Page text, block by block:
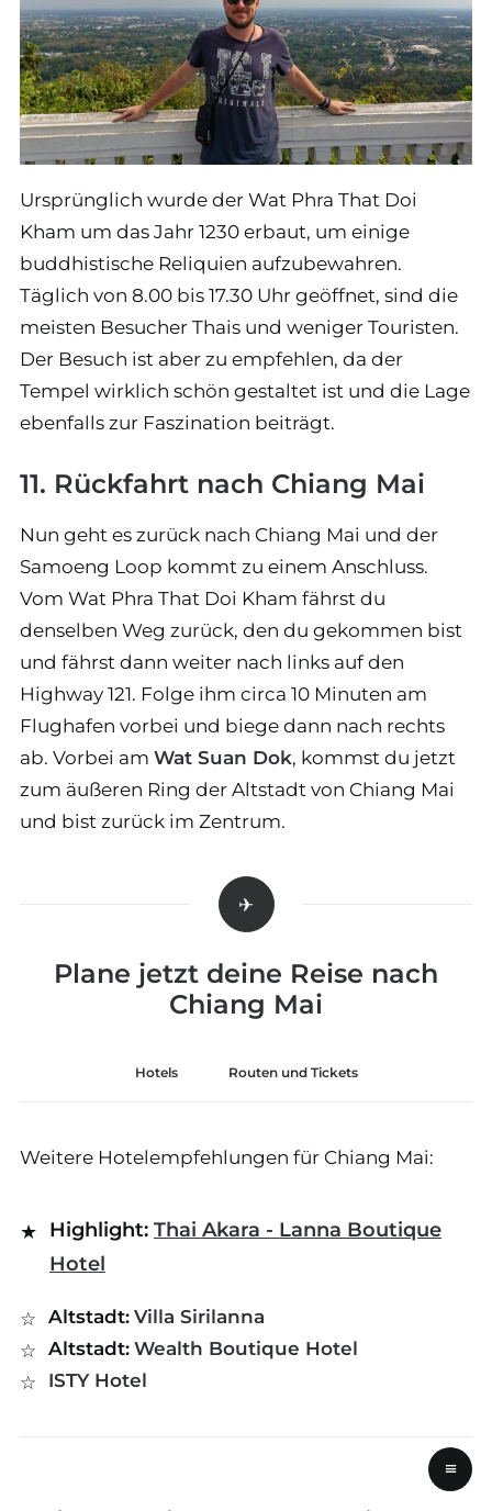
Ursprünglich wurde der Wat Phra That Doi
Kham um das Jahr 1230 erbaut, um einige
buddhistische Reliquien aufzubewahren.
Täglich von 8.00 bis 17.30 Uhr geöffnet, sind die
meisten Besucher Thais und weniger Touristen.
Der Besuch ist aber zu empfehlen, da der
Tempel wirklich schön gestaltet ist und die Lage
ebenfalls zur Faszination beiträgt.
11. Rückfahrt nach Chiang Mai
Nun geht es zurück nach Chiang Mai und der
Samoeng Loop kommt zu einem Anschluss.
Vom Wat Phra That Doi Kham fährst du
denselben Weg zurück, den du gekommen bist
und fährst dann weiter nach links auf den
Highway 121. Folge ihm circa 10 Minuten am
Flughafen vorbei und biege dann nach rechts
ab. Vorbei am Wat Suan Dok, kommst du jetzt
zum äußeren Ring der Altstadt von Chiang Mai
und bist zurück im Zentrum.
Plane jetzt deine Reise nach
Chiang Mai
Hotels Routen und Tickets
Weitere Hotelempfehlungen für Chiang Mai:
Highlight: Thai Akara - Lanna Boutique
Hotel
Altstadt: Villa Sirilanna
Altstadt: Wealth Boutique Hotel
ISTY Hotel
≡